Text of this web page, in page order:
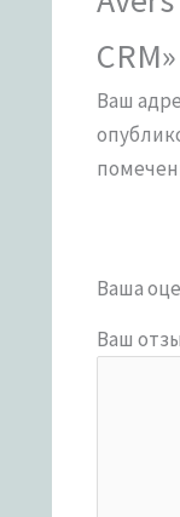
CRM»
Ваш
Ваша
Ваш